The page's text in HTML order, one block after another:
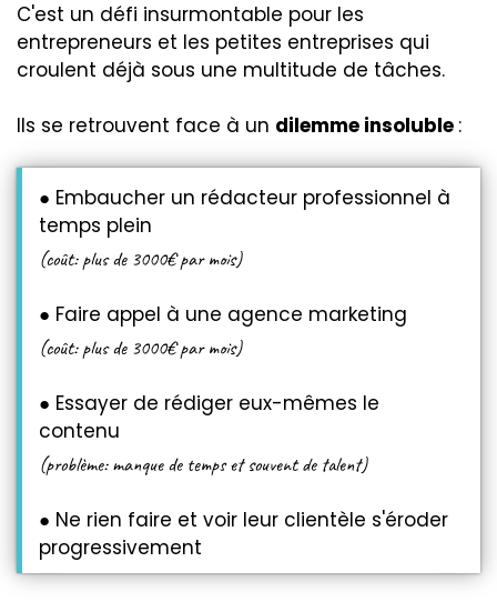
C'est un défi insurmontable pour les
entrepreneurs et les petites entreprises qui
croulent déjà sous une multitude de tâches.
Ils se retrouvent face à un dilemme insoluble :
● Embaucher un rédacteur professionnel à
temps plein
(coût: plus de 3000€ par mois)
● Faire appel à une agence marketing
(coût: plus de 3000€ par mois)
● Essayer de rédiger eux-mêmes le
contenu
(problème: manque de temps et souvent de talent)
● Ne rien faire et voir leur clientèle s'éroder
progressivement